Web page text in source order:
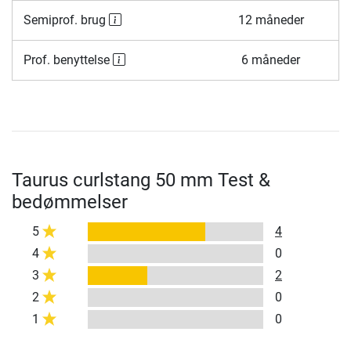
Semiprof. brug 12 måneder
Prof. benyttelse 6 måneder
Taurus curlstang 50 mm Test &
bedømmelser
5
4
4
0
3
2
2
0
1
0